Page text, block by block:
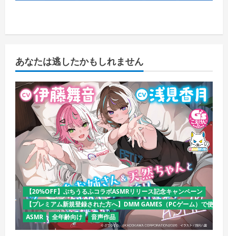
あなたは逃したかもしれません
【20%OFF】ぷちうるふコラボASMRリリース記念キャンペーン
【プレミアム新規登録された方へ】DMM GAMES（PCゲーム）で使え
ASMR
全年齢向け 音声作品